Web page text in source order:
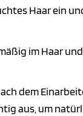
Haar ein
im Haar
dem
aus, um